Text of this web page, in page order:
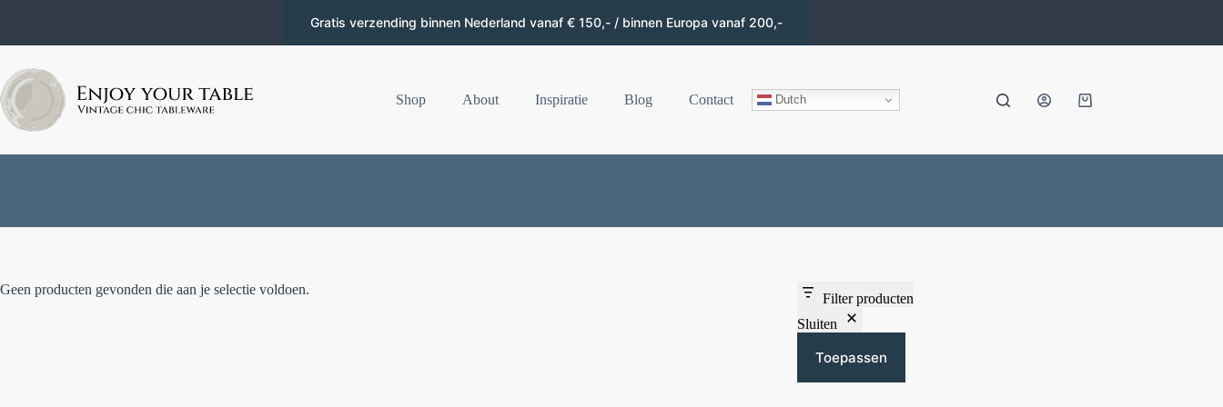
Gratis verzending binnen Nederland vanaf € 150,- / binnen Europa vanaf 200,-
Shop About Inspiratie Blog Contact Dutch
Geen producten gevonden die aan je selectie voldoen.
Filter producten
Sluiten
Toepassen